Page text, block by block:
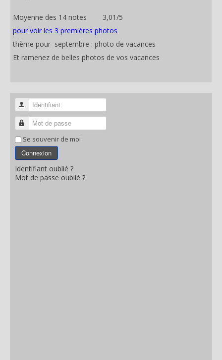
Moyenne des 14 notes 3,01/5
pour voir les 3 premières photos
thème pour septembre : photo de vacances
Et ramenez de belles photos de vos vacances
Identifiant
Mot de passe
Se souvenir de moi
Connexion
Identifiant oublié ?
Mot de passe oublié ?